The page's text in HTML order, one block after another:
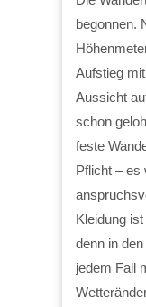
begonnen.
Aufstieg
Aussicht
schon
feste
Pflicht – es
Kleidung
denn in
jedem Fall